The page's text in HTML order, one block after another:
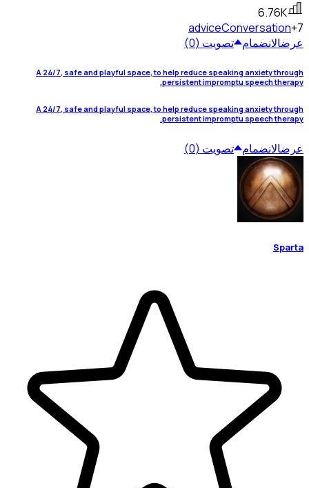
6.76K
adviceConversation+7
عرضالانضمام تصويت (0)
A 24/7, safe and playful space, to help reduce speaking anxiety through
persistent impromptu speech therapy.
A 24/7, safe and playful space, to help reduce speaking anxiety through
persistent impromptu speech therapy.
عرضالانضمام تصويت (0)
Sparta